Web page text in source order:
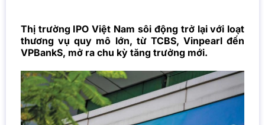
Thị trường IPO Việt Nam sôi động trở lại với loạt
thương vụ quy mô lớn, từ TCBS, Vinpearl đến
VPBankS, mở ra chu kỳ tăng trưởng mới.